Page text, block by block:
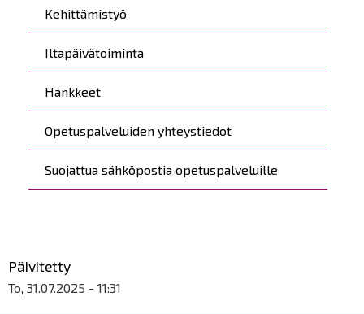
Kehittämistyö
Iltapäivätoiminta
Hankkeet
Opetuspalveluiden yhteystiedot
Suojattua sähköpostia opetuspalveluille
Päivitetty
To, 31.07.2025 - 11:31